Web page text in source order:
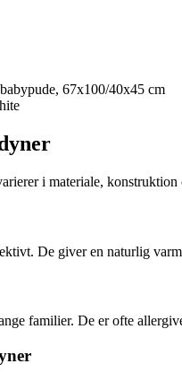
67x100/40x45 cm
i materiale,
De giver en naturlig
familier. De er ofte